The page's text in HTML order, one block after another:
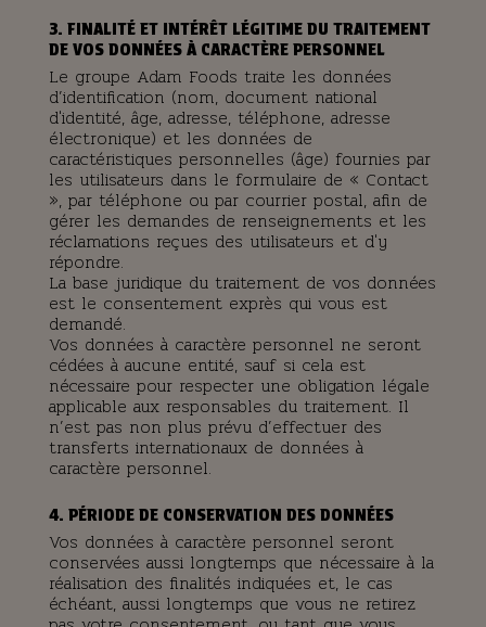
3. FINALITÉ ET INTÉRÊT LÉGITIME DU TRAITEMENT
DE VOS DONNÉES À CARACTÈRE PERSONNEL
Le groupe Adam Foods traite les données
d’identification (nom, document national
d'identité, âge, adresse, téléphone, adresse
électronique) et les données de
caractéristiques personnelles (âge) fournies par
les utilisateurs dans le formulaire de « Contact
», par téléphone ou par courrier postal, afin de
gérer les demandes de renseignements et les
réclamations reçues des utilisateurs et d'y
répondre.
La base juridique du traitement de vos données
est le consentement exprès qui vous est
demandé.
Vos données à caractère personnel ne seront
cédées à aucune entité, sauf si cela est
nécessaire pour respecter une obligation légale
applicable aux responsables du traitement. Il
n’est pas non plus prévu d’effectuer des
transferts internationaux de données à
caractère personnel.
4. PÉRIODE DE CONSERVATION DES DONNÉES
Vos données à caractère personnel seront
conservées aussi longtemps que nécessaire à la
réalisation des finalités indiquées et, le cas
échéant, aussi longtemps que vous ne retirez